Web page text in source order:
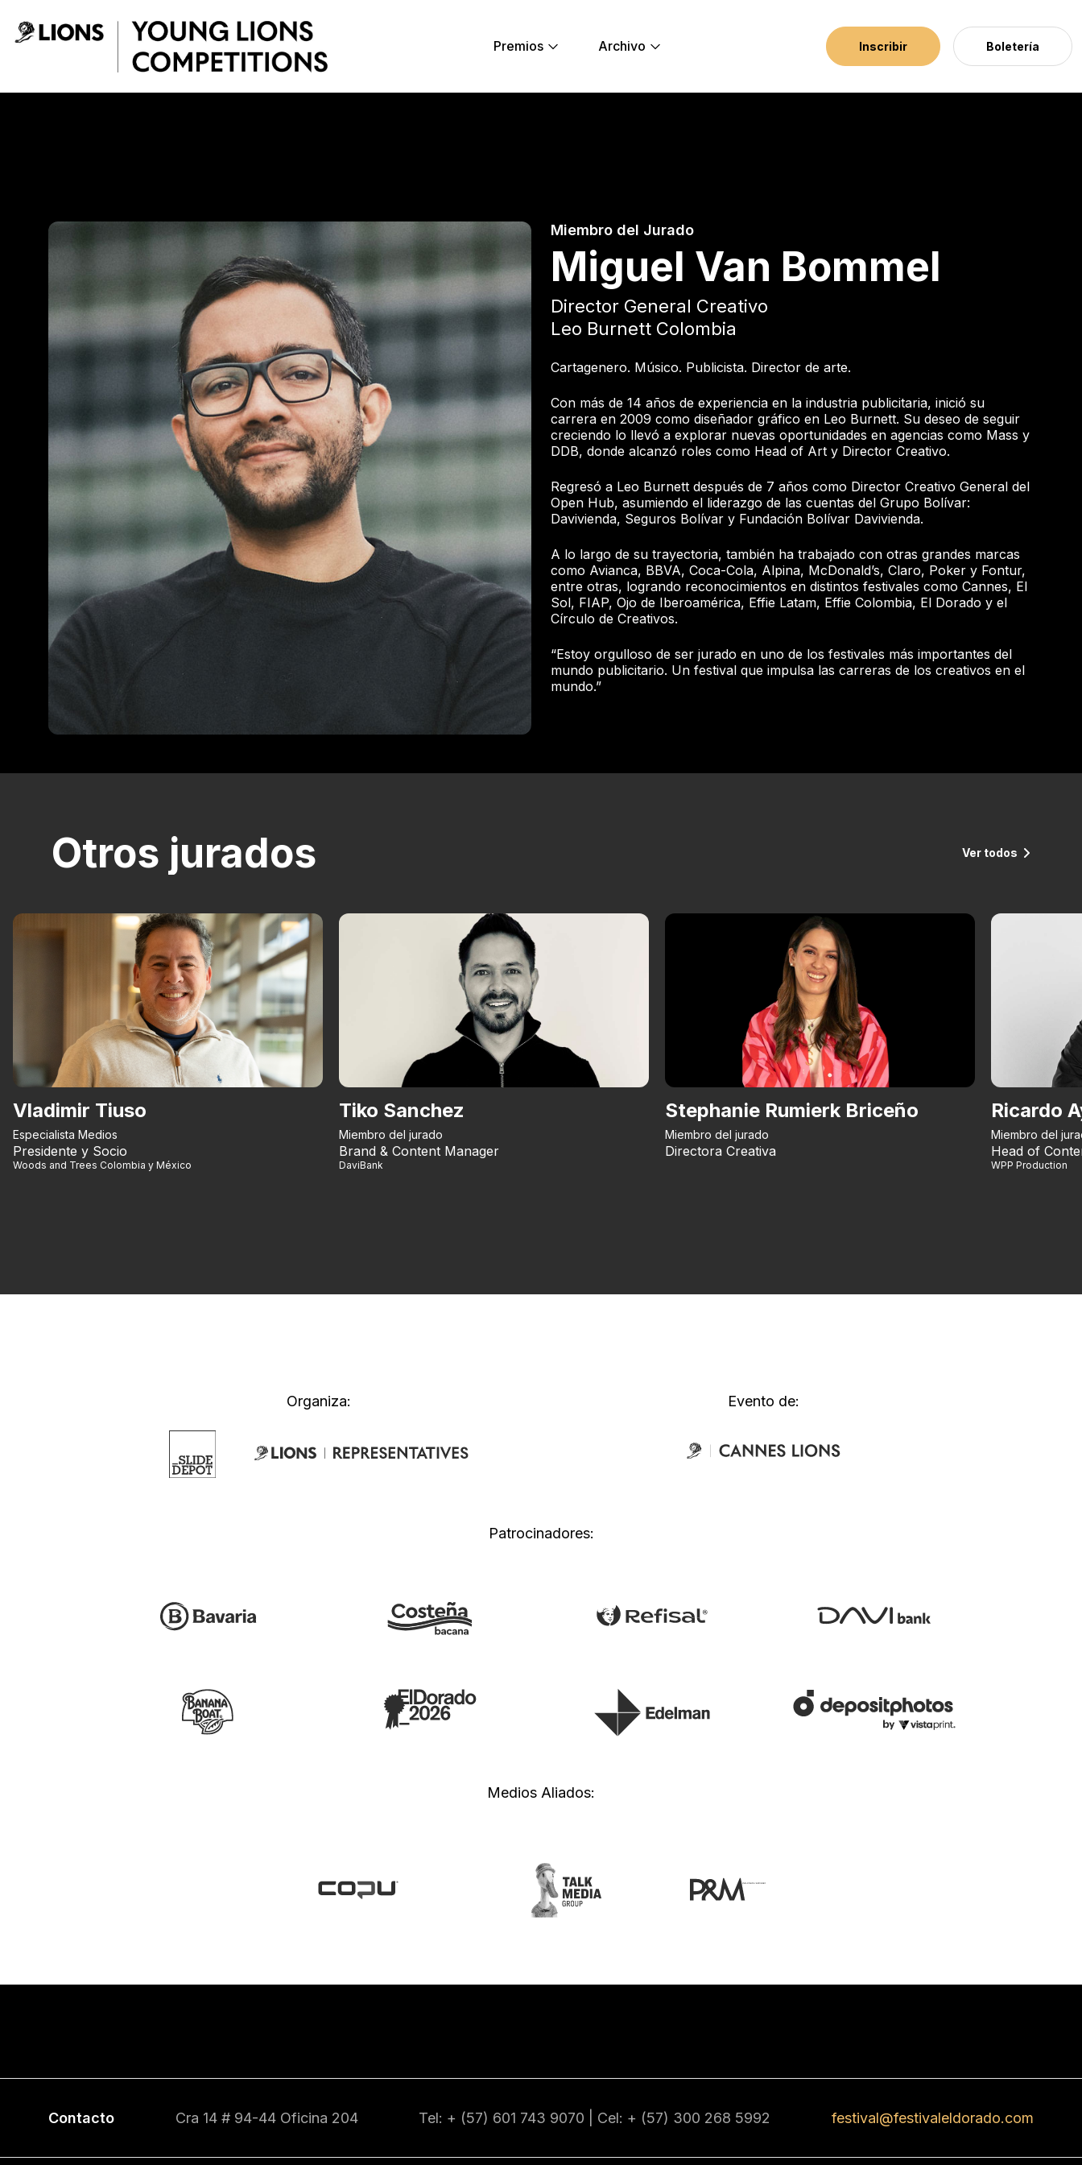
Premios
Archivo Inscribir Boletería
Miembro del Jurado
Miguel Van Bommel
Director General Creativo
Leo Burnett Colombia
Cartagenero. Músico. Publicista. Director de arte.
Con más de 14 años de experiencia en la industria publicitaria, inició su
carrera en 2009 como diseñador gráfico en Leo Burnett. Su deseo de seguir
creciendo lo llevó a explorar nuevas oportunidades en agencias como Mass y
DDB, donde alcanzó roles como Head of Art y Director Creativo.
Regresó a Leo Burnett después de 7 años como Director Creativo General del
Open Hub, asumiendo el liderazgo de las cuentas del Grupo Bolívar:
Davivienda, Seguros Bolívar y Fundación Bolívar Davivienda.
A lo largo de su trayectoria, también ha trabajado con otras grandes marcas
como Avianca, BBVA, Coca-Cola, Alpina, McDonald’s, Claro, Poker y Fontur,
entre otras, logrando reconocimientos en distintos festivales como Cannes, El
Sol, FIAP, Ojo de Iberoamérica, Effie Latam, Effie Colombia, El Dorado y el
Círculo de Creativos.
“Estoy orgulloso de ser jurado en uno de los festivales más importantes del
mundo publicitario. Un festival que impulsa las carreras de los creativos en el
mundo.”
Otros jurados Ver todos
Vladimir Tiuso
Especialista Medios
Presidente y Socio
Woods and Trees Colombia y México
Tiko Sanchez
Miembro del jurado
Brand & Content Manager
DaviBank
Stephanie Rumierk Briceño
Miembro del jurado
Directora Creativa
Ricardo
Miembro del
Head of
WPP Production
Organiza: Evento de:
Patrocinadores:
Medios Aliados:
Contacto Cra 14 # 94-44 Oficina 204 Tel: + (57) 601 743 9070 | Cel: + (57) 300 268 5992 festival@festivaleldorado.com